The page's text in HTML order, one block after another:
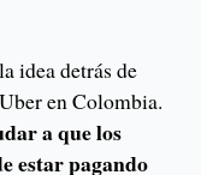
idea detrás de
en Colombia.
a que los
estar pagando